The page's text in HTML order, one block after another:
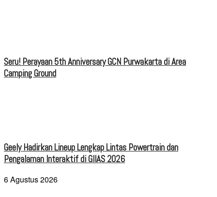
Seru! Perayaan 5th Anniversary GCN Purwakarta di Area
Camping Ground
Geely Hadirkan Lineup Lengkap Lintas Powertrain dan
Pengalaman Interaktif di GIIAS 2026
6 Agustus 2026